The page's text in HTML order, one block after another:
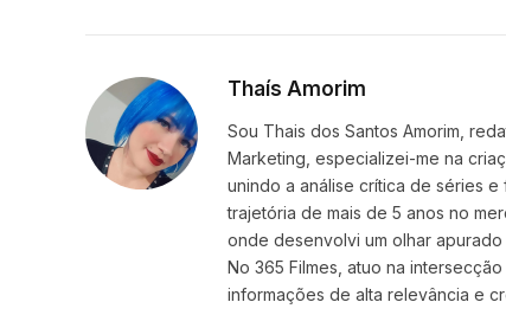
Thaís Amorim
Sou Thais dos Santos Amorim,
Marketing, especializei-me na
unindo a análise crítica de séries e
trajetória de mais de 5 anos no
onde desenvolvi um olhar
No 365 Filmes, atuo na
informações de alta relevância e